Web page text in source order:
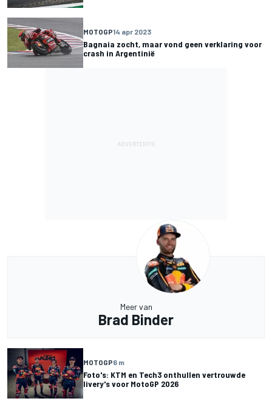
MOTOGP14 apr 2023
Bagnaia zocht, maar vond geen verklaring voor
crash in Argentinië
Meer van
Brad Binder
MOTOGP6 m
Foto's: KTM en Tech3 onthullen vertrouwde
livery's voor MotoGP 2026